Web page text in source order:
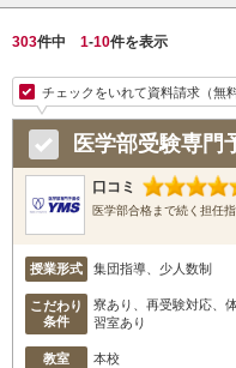
303件中 1-10件を表示
チェックをいれて資料請求（無料
医学部受験専門
口コミ
医学部合格まで続く担任
授業形式 集団指導、少人数制
こだわり
条件
寮あり、再受験対応、
習室あり
教室 本校